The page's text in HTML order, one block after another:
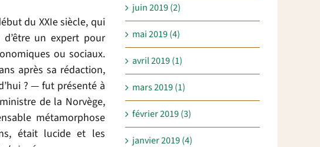
du XXIe siècle, qui
un expert pour
ou sociaux.
après sa rédaction,
? — fut présenté à
de la Norvège,
métamorphose
était lucide et les
juin 2019 (2)
mai 2019 (4)
avril 2019 (1)
mars 2019 (1)
février 2019 (3)
janvier 2019 (4)